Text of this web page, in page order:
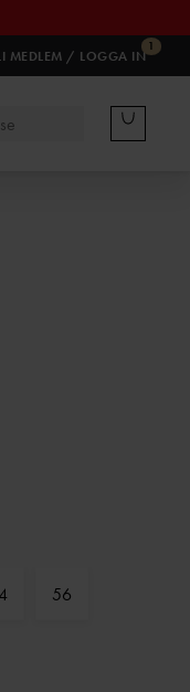
1
MEDLEM / LOGGA IN
56